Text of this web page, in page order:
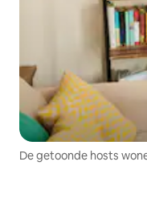
De getoonde hosts